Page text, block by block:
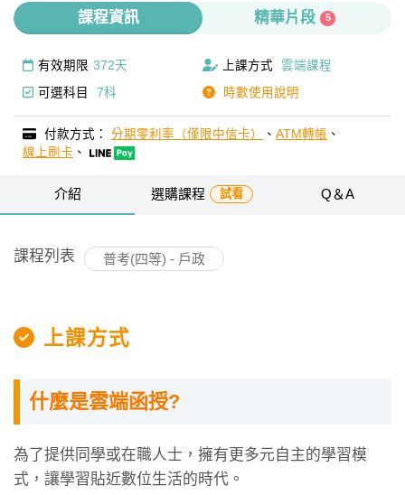
課程資訊 精華片段 5
有效期限 372天 上課方式
雲端課程
可選科目
7科 時數使用說明
付款方式：分期零利率（僅限中信卡） 、ATM轉帳 、
線上刷卡 、
介紹 選購課程 試看 Q＆A
課程列表 普考(四等) - 戶政
上課方式
什麼是雲端函授?
為了提供同學或在職人士，擁有更多元自主的學習模
式，讓學習貼近數位生活的時代。